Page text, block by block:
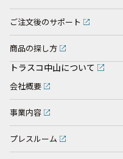
ご注文後のサポート
商品の探し方
トラスコ中山について
会社概要
事業内容
プレスルーム